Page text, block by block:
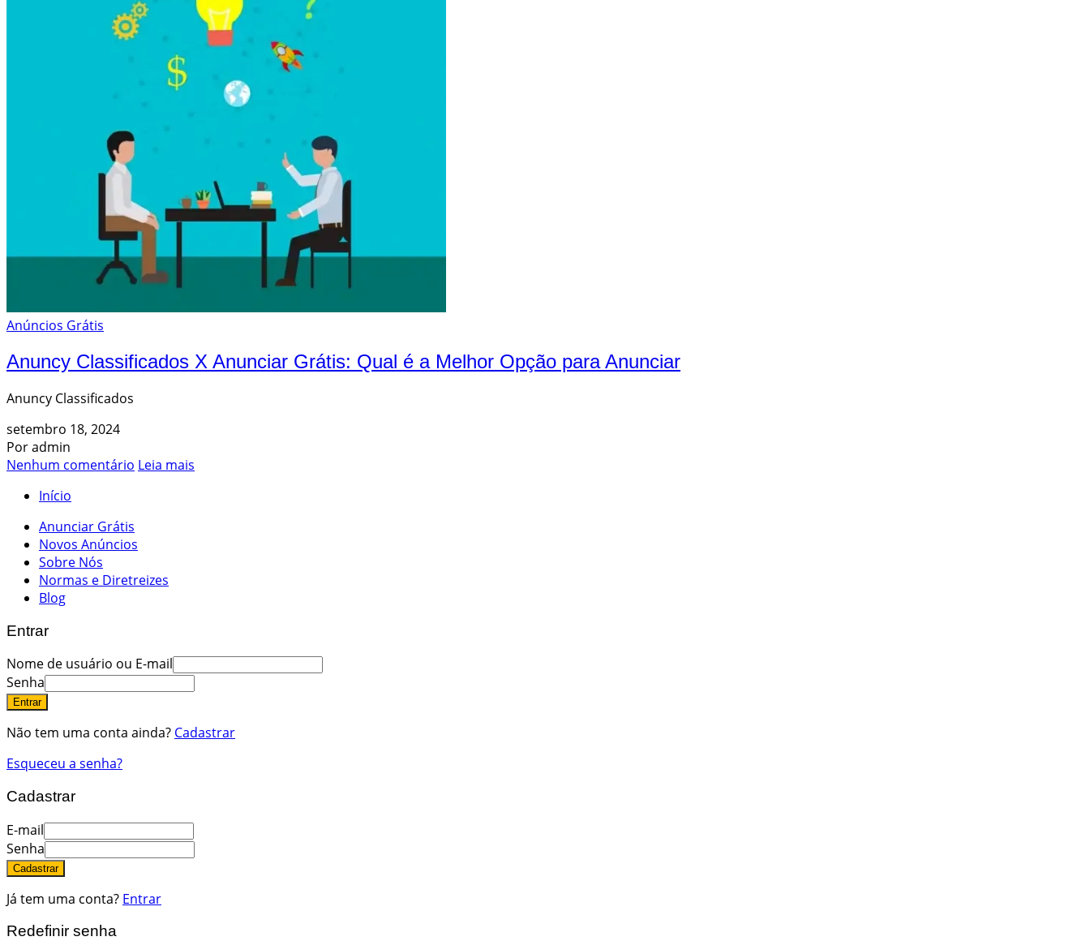
Anúncios Grátis
Anuncy Classificados X Anunciar Grátis: Qual é a Melhor Opção para Anunciar
Anuncy Classificados
setembro 18, 2024
Por admin
Nenhum comentário Leia mais
Início
Anunciar Grátis
Novos Anúncios
Sobre Nós
Normas e Diretreizes
Blog
Entrar
Nome de usuário ou E-mail
Senha
Entrar
Não tem uma conta ainda? Cadastrar
Esqueceu a senha?
Cadastrar
E-mail
Senha
Cadastrar
Já tem uma conta? Entrar
Redefinir senha